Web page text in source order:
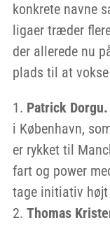
konkrete navne
ligaer træder
der allerede nu
plads til at
Patrick Dorgu.
i København,
er rykket til
fart og power
tage initiativ højt
Thomas